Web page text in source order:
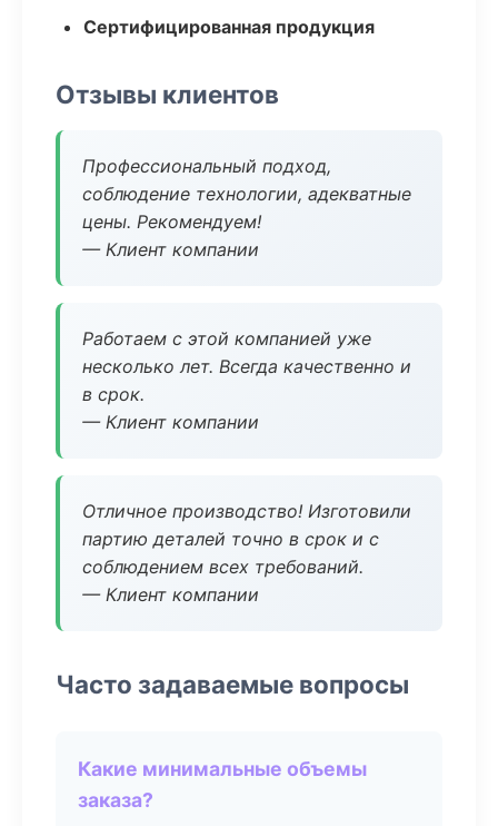
Сертифицированная продукция
Отзывы клиентов
Профессиональный подход,
соблюдение технологии, адекватные
цены. Рекомендуем!
— Клиент компании
Работаем с этой компанией уже
несколько лет. Всегда качественно и
в срок.
— Клиент компании
Отличное производство! Изготовили
партию деталей точно в срок и с
соблюдением всех требований.
— Клиент компании
Часто задаваемые вопросы
Какие минимальные объемы
заказа?